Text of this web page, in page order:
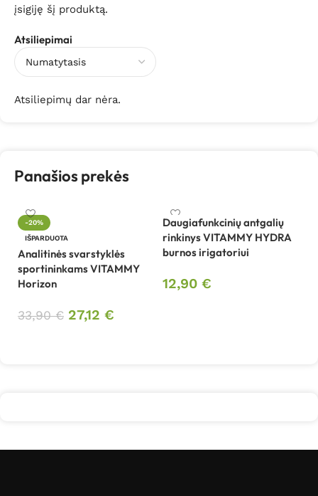
Atsiliepimai
Atsiliepimų dar nėra.
įsigiję šį produktą.
Panašios prekės
-20%
IŠPARDUOTA
Analitinės svarstyklės
sportininkams VITAMMY
Horizon
33,90€ 27,12 €
Daugiafunkcinių antgalių
rinkinys VITAMMY HYDRA
burnos irigatoriui
12,90 €